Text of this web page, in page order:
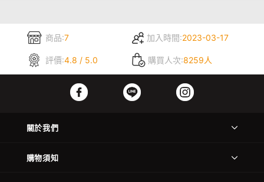
商品:7 加入時間:2023-03-17
評價:4.8 / 5.0 購買人次:8259人
關於我們
購物須知